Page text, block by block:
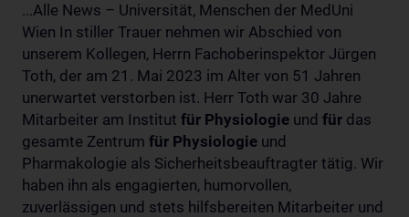
...Alle News – Universität, Menschen der MedUni
Wien In stiller Trauer nehmen wir Abschied von
unserem Kollegen, Herrn Fachoberinspektor Jürgen
Toth, der am 21. Mai 2023 im Alter von 51 Jahren
unerwartet verstorben ist. Herr Toth war 30 Jahre
Mitarbeiter am Institut für Physiologie und für das
gesamte Zentrum für Physiologie und
Pharmakologie als Sicherheitsbeauftragter tätig. Wir
haben ihn als engagierten, humorvollen,
zuverlässigen und stets hilfsbereiten Mitarbeiter und